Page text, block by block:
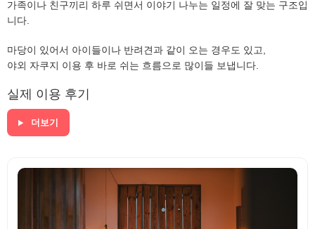
가족이나 친구끼리 하루 쉬면서 이야기 나누는 일정에 잘 맞는 구조입
니다.
마당이 있어서 아이들이나 반려견과 같이 오는 경우도 있고,
야외 자쿠지 이용 후 바로 쉬는 흐름으로 많이들 보냅니다.
실제 이용 후기
더보기